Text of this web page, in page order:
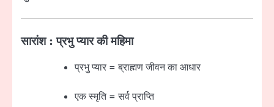
सारांश : प्रभु प्यार की महिमा
प्रभु प्यार = ब्राह्मण जीवन का आधार
एक स्मृति = सर्व प्राप्ति